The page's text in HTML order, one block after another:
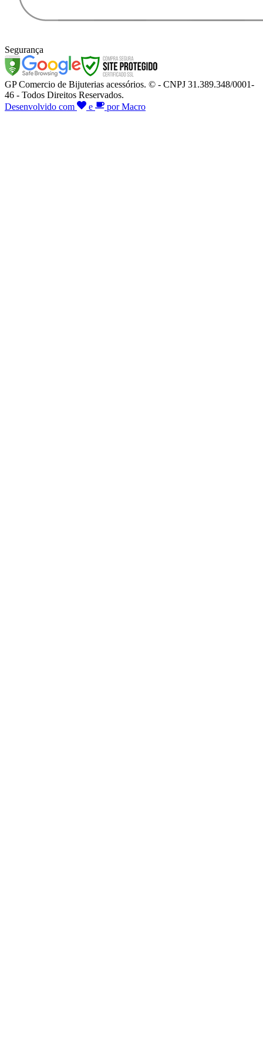
Segurança
GP Comercio de Bijuterias acessórios. © - CNPJ 31.389.348/0001-
46 - Todos Direitos Reservados.
Desenvolvido com
e por Macro